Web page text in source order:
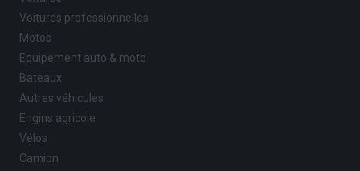
Voitures professionnelles
Motos
Equipement auto & moto
Bateaux
Autres véhicules
Engins agricole
Vélos
Camion